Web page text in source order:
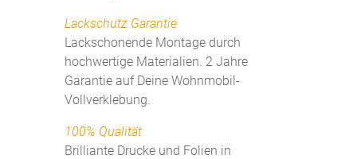
Lackschutz Garantie
Lackschonende Montage durch
hochwertige Materialien. 2 Jahre
Garantie auf Deine Wohnmobil-
Vollverklebung.
100% Qualität
Brilliante Drucke und Folien in